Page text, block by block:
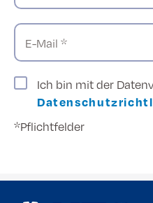
E-Mail *
Ich bin mit der
*Pflichtfelder